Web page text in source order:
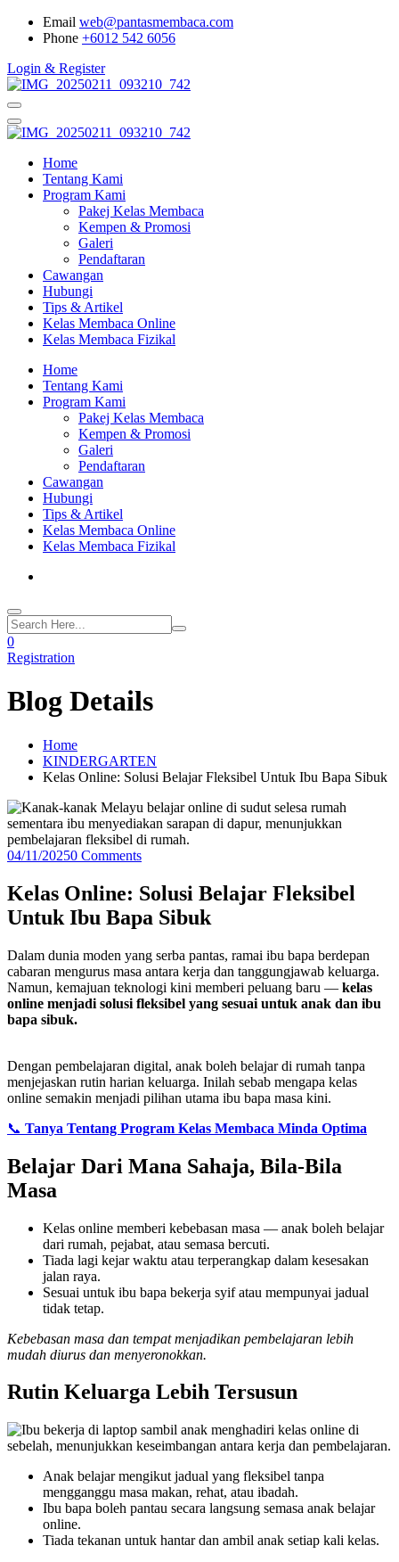
Email web@pantasmembaca.com
Phone +6012 542 6056
Login & Register
Home
Tentang Kami
Program Kami
Pakej Kelas Membaca
Kempen & Promosi
Galeri
Pendaftaran
Cawangan
Hubungi
Tips & Artikel
Kelas Membaca Online
Kelas Membaca Fizikal
Home
Tentang Kami
Program Kami
Pakej Kelas Membaca
Kempen & Promosi
Galeri
Pendaftaran
Cawangan
Hubungi
Tips & Artikel
Kelas Membaca Online
Kelas Membaca Fizikal
0
Registration
Blog Details
Home
KINDERGARTEN
Kelas Online: Solusi Belajar Fleksibel Untuk Ibu Bapa Sibuk
04/11/20250 Comments
Kelas Online: Solusi Belajar Fleksibel
Untuk Ibu Bapa Sibuk
Dalam dunia moden yang serba pantas, ramai ibu bapa berdepan
cabaran mengurus masa antara kerja dan tanggungjawab keluarga.
Namun, kemajuan teknologi kini memberi peluang baru — kelas
online menjadi solusi fleksibel yang sesuai untuk anak dan ibu
bapa sibuk.
Dengan pembelajaran digital, anak boleh belajar di rumah tanpa
menjejaskan rutin harian keluarga. Inilah sebab mengapa kelas
online semakin menjadi pilihan utama ibu bapa masa kini.
📞 Tanya Tentang Program Kelas Membaca Minda Optima
Belajar Dari Mana Sahaja, Bila-Bila
Masa
Kelas online memberi kebebasan masa — anak boleh belajar
dari rumah, pejabat, atau semasa bercuti.
Tiada lagi kejar waktu atau terperangkap dalam kesesakan
jalan raya.
Sesuai untuk ibu bapa bekerja syif atau mempunyai jadual
tidak tetap.
Kebebasan masa dan tempat menjadikan pembelajaran lebih
mudah diurus dan menyeronokkan.
Rutin Keluarga Lebih Tersusun
Anak belajar mengikut jadual yang fleksibel tanpa
mengganggu masa makan, rehat, atau ibadah.
Ibu bapa boleh pantau secara langsung semasa anak belajar
online.
Tiada tekanan untuk hantar dan ambil anak setiap kali kelas.